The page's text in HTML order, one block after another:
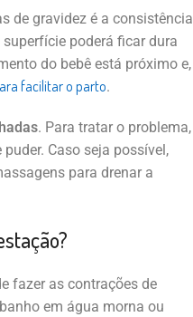
de gravidez é a consistência
poderá ficar dura
do bebê está próximo e,
facilitar o parto.
. Para tratar o problema,
Caso seja possível,
para drenar a
fazer as contrações de
em água morna ou